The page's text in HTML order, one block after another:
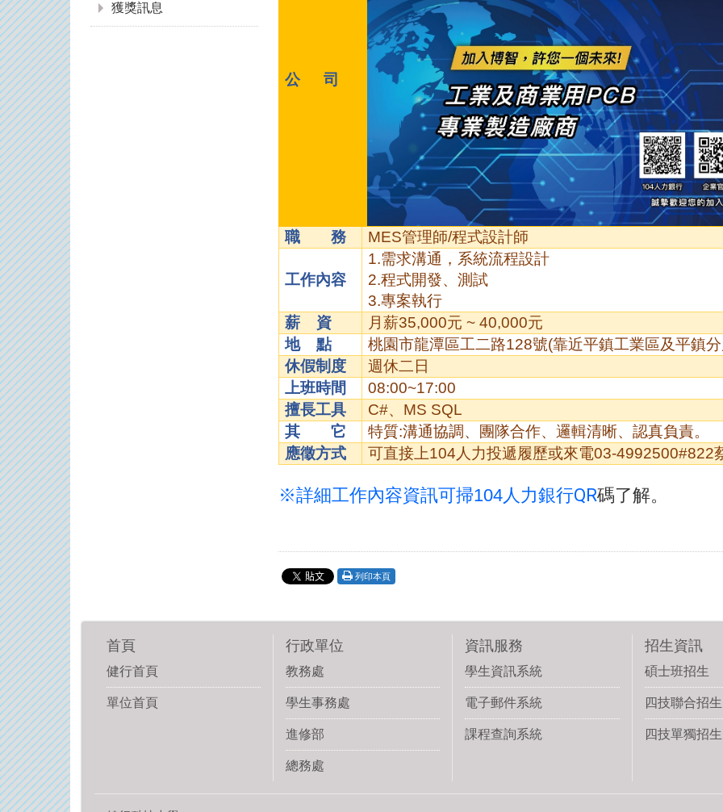
獲獎訊息
公 司
職 務 MES管理師/程式設計師
工作內容
1.需求溝通，系統流程設計
2.程式開發、測試
3.專案執行
薪 資
月薪35,000元 ~ 40,000元
地 點
桃園市龍潭區工二路128號(靠近平鎮工業區及平鎮
休假制度
週休二日
上班時間
08:00~17:00
擅長工具
C#、MS SQL
其 它
特質:溝通協調、團隊合作、邏輯清晰、認真負責。
應徵方式
可直接上104人力投遞履歷或來電03-4992500#822
※詳細工作內容資訊可掃104人力銀行QR碼了解。
列印本頁
首頁
健行首頁
單位首頁
行政單位
教務處
學生事務處
進修部
總務處
資訊服務
學生資訊系統
電子郵件系統
課程查詢系統
招生資訊
碩士班招生
四技聯合招生
四技單獨招生